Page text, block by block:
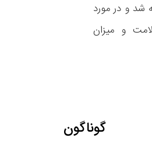
شد و در مورد
و میزان
گوناگون